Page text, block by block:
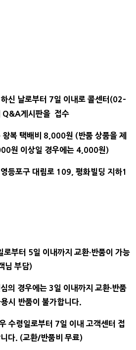
신 날로부터 7일 이내로 콜센터(02-
게시판을 접수
왕복 택배비 8,000원 (반품 상품을 제
원 이상일 경우에는 4,000원)
등포구 대림로 109, 평화빌딩 지하1
로부터 5일 이내까지 교환∙반품이 가능
님 부담)
의 경우에는 3일 이내까지 교환∙반품
시 반품이 불가합니다.
수령일로부터 7일 이내 고객센터 접
다. (교환/반품비 무료)